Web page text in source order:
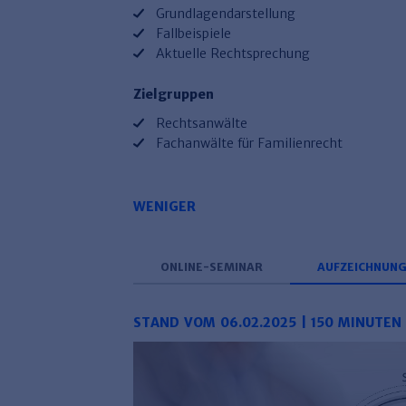
Grundlagendarstellung
Fallbeispiele
Aktuelle Rechtsprechung
Zielgruppen
Rechtsanwälte
Fachanwälte für Familienrecht
WENIGER
ONLINE-SEMINAR AUFZEICHNUNG
STAND VOM 06.02.2025 | 150 MINUTEN